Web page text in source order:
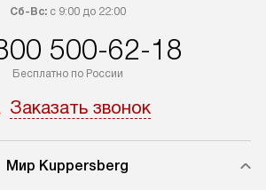
Сб-Вс:с 9:00 до 22:00
500-62-18
Бесплатно по России
Заказать звонок
Мир Kuppersberg